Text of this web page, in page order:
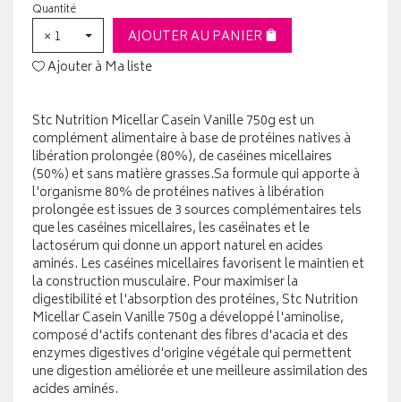
Quantité
× 1
AJOUTER AU PANIER
Ajouter à Ma liste
Stc Nutrition Micellar Casein Vanille 750g est un
complément alimentaire à base de protéines natives à
libération prolongée (80%), de caséines micellaires
(50%) et sans matière grasses.Sa formule qui apporte à
l'organisme 80% de protéines natives à libération
prolongée est issues de 3 sources complémentaires tels
que les caséines micellaires, les caséinates et le
lactosérum qui donne un apport naturel en acides
aminés. Les caséines micellaires favorisent le maintien et
la construction musculaire. Pour maximiser la
digestibilité et l'absorption des protéines, Stc Nutrition
Micellar Casein Vanille 750g a développé l'aminolise,
composé d'actifs contenant des fibres d'acacia et des
enzymes digestives d'origine végétale qui permettent
une digestion améliorée et une meilleure assimilation des
acides aminés.